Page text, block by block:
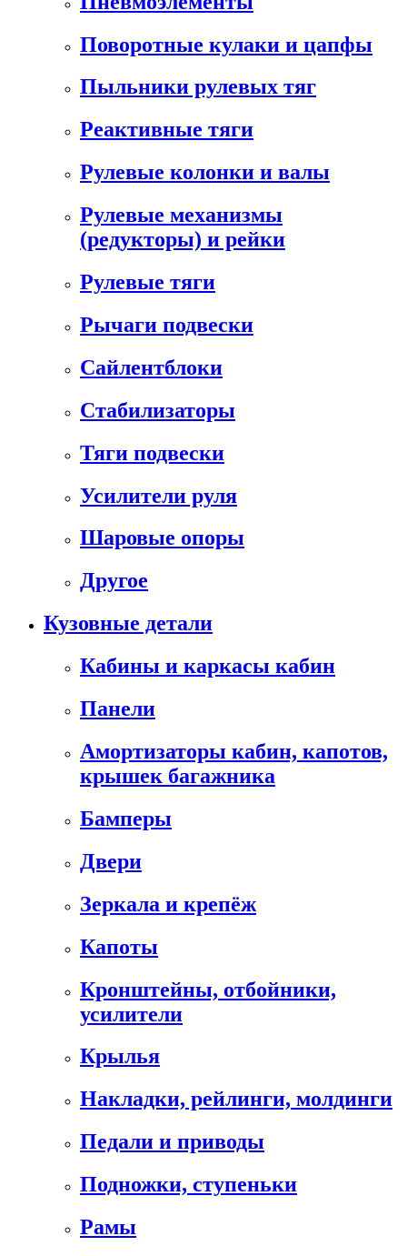
Поворотные кулаки и цапфы
Пыльники рулевых тяг
Реактивные тяги
Рулевые колонки и валы
Рулевые механизмы
(редукторы) и рейки
Рулевые тяги
Рычаги подвески
Сайлентблоки
Стабилизаторы
Тяги подвески
Усилители руля
Шаровые опоры
Другое
Кузовные детали
Кабины и каркасы кабин
Панели
Амортизаторы кабин, капотов,
крышек багажника
Бамперы
Двери
Зеркала и крепёж
Капоты
Кронштейны, отбойники,
усилители
Крылья
Накладки, рейлинги, молдинги
Педали и приводы
Подножки, ступеньки
Рамы